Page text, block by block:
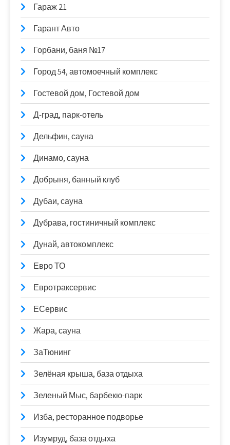
Гараж 21
Гарант Авто
Горбани, баня №17
Город 54, автомоечный комплекс
Гостевой дом, Гостевой дом
Д-град, парк-отель
Дельфин, сауна
Динамо, сауна
Добрыня, банный клуб
Дубаи, сауна
Дубрава, гостиничный комплекс
Дунай, автокомплекс
Евро ТО
Евротраксервис
ЕСервис
Жара, сауна
ЗаТюнинг
Зелёная крыша, база отдыха
Зеленый Мыс, барбекю-парк
Изба, ресторанное подворье
Изумруд, база отдыха